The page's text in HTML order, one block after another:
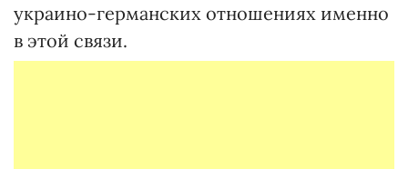
украино-германских отношениях именно
в этой связи.